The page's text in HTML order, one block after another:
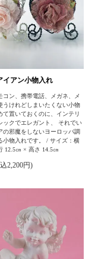
イアン小物入れ
コン、携帯電話、メガネ、メ
うけれどしまいたくない小物
て置いておくのに、インテリ
ックでエレガント、 それでい
の邪魔をしないヨーロッパ調
小物入れです。 / サイズ：横
12.5㎝ × 高さ 14.5㎝
2,200円)